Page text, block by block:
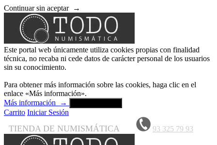
Continuar sin aceptar →
Este portal web únicamente utiliza cookies propias con finalidad
técnica, no recaba ni cede datos de carácter personal de los usuarios
sin su conocimiento.
Para obtener más información sobre las cookies, haga clic en el
enlace «Más información».
Más información
→
Carrito Iniciar Sesión
TIENDA DE NUMISMÁTICA 93 325 79 93